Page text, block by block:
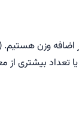
وزن هستیم.
تعداد بیشتری از